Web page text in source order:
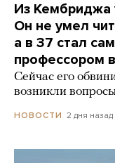
Из Кембриджа
Он не умел
а в 37 стал
профессором
Сейчас его
возникли
НОВОСТИ 2 дня назад